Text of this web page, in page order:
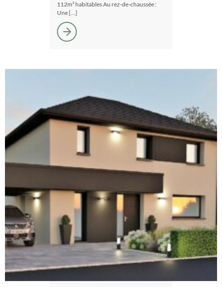
112m² habitables Au rez-de-chaussée :
Une […]